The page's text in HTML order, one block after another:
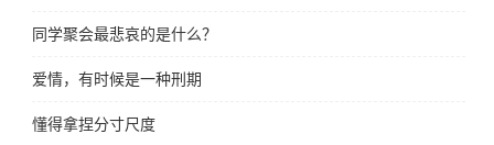
同学聚会最悲哀的是什么？
爱情，有时候是一种刑期
懂得拿捏分寸尺度